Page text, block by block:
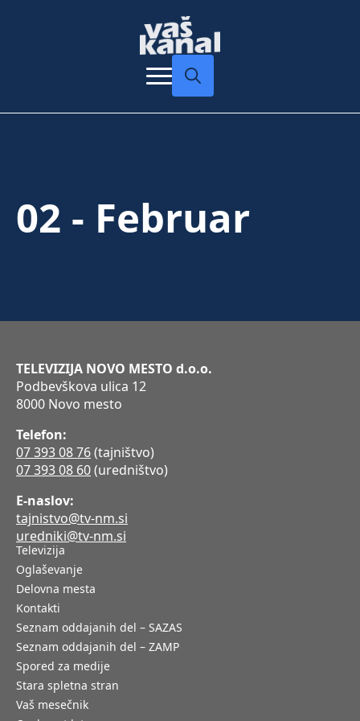
02 - Februar
TELEVIZIJA NOVO MESTO d.o.o.
Podbevškova ulica 12
8000 Novo mesto
Telefon:
07 393 08 76(tajništvo)
07 393 08 60(uredništvo)
E-naslov:
tajnistvo@tv-nm.si
uredniki@tv-nm.si
Televizija
Oglaševanje
Delovna mesta
Kontakti
Seznam oddajanih del – SAZAS
Seznam oddajanih del – ZAMP
Spored za medije
Stara spletna stran
Vaš mesečnik